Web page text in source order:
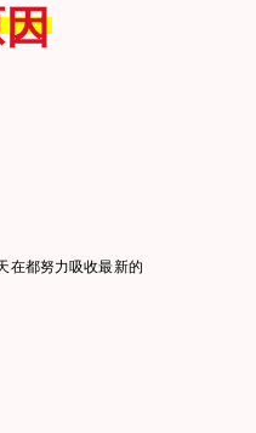
在都努力吸收最新的